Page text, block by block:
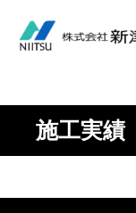
施工実績